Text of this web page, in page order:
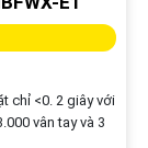
chỉ <0. 2 giây với
vân tay và 3